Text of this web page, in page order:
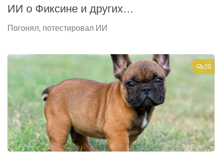
ИИ о Фиксине и других…
Погонял, потестировал ИИ
20